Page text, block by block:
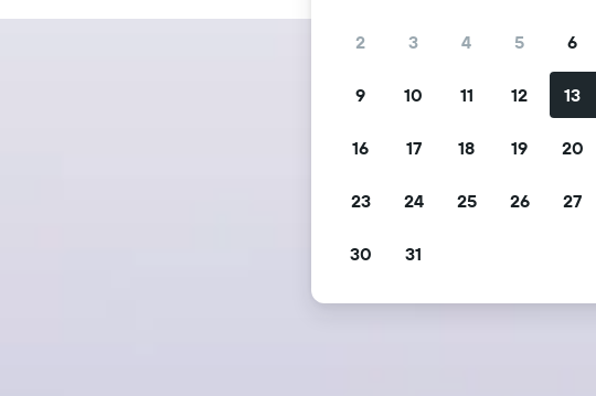
2 3 4 5 6
9 10 11 12 13
16 17 18 19 20
23 24 25 26 27
30 31